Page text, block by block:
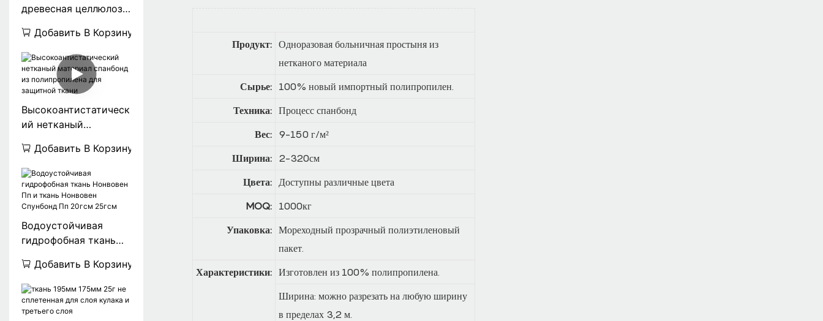
Продукт: Одноразовая больничная простыня из
нетканого материала
Сырье: 100% новый импортный полипропилен.
Техника: Процесс спанбонд
Вес: 9-150 г/м²
Ширина: 2-320см
Цвета: Доступны различные цвета
MOQ: 1000кг
Упаковка: Мореходный прозрачный полиэтиленовый
пакет.
Характеристики: Изготовлен из 100% полипропилена.
Ширина: можно разрезать на любую ширину
в пределах 3,2 м.
древесная целлюлоза
Добавить В Корзину
Высокоантистатическ
ий нетканый
полипропилена для
защитной ткани
Добавить В Корзину
Водоустойчивая
гидрофобная ткань
Нонвовен Спунбонд
Пп 20гсм 25гсм
Добавить В Корзину